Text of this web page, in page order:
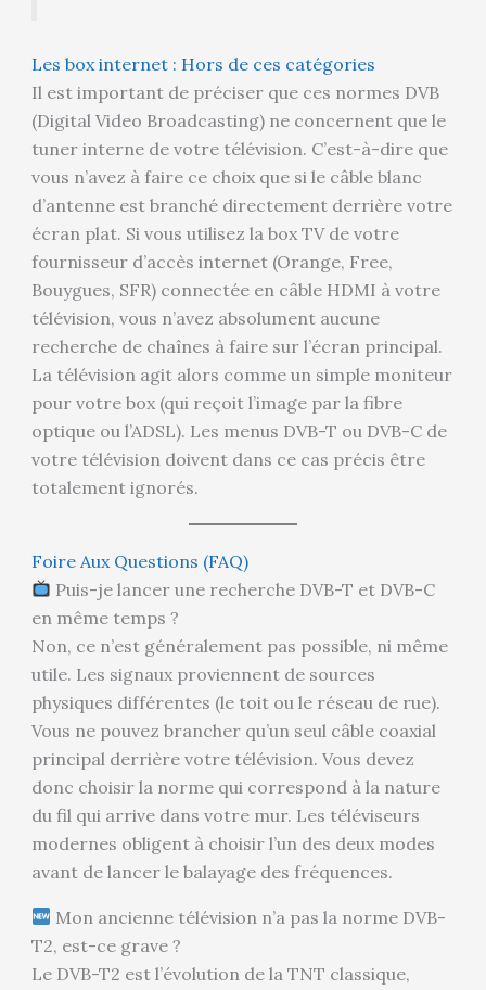
Les box internet : Hors de ces catégories
Il est important de préciser que ces normes DVB
(Digital Video Broadcasting) ne concernent que le
tuner interne de votre télévision. C’est-à-dire que
vous n’avez à faire ce choix que si le câble blanc
d’antenne est branché directement derrière votre
écran plat. Si vous utilisez la box TV de votre
fournisseur d’accès internet (Orange, Free,
Bouygues, SFR) connectée en câble HDMI à votre
télévision, vous n’avez absolument aucune
recherche de chaînes à faire sur l’écran principal.
La télévision agit alors comme un simple moniteur
pour votre box (qui reçoit l’image par la fibre
optique ou l’ADSL). Les menus DVB-T ou DVB-C de
votre télévision doivent dans ce cas précis être
totalement ignorés.
Foire Aux Questions (FAQ)
Puis-je lancer une recherche DVB-T et DVB-C
en même temps ?
Non, ce n’est généralement pas possible, ni même
utile. Les signaux proviennent de sources
physiques différentes (le toit ou le réseau de rue).
Vous ne pouvez brancher qu’un seul câble coaxial
principal derrière votre télévision. Vous devez
donc choisir la norme qui correspond à la nature
du fil qui arrive dans votre mur. Les téléviseurs
modernes obligent à choisir l’un des deux modes
avant de lancer le balayage des fréquences.
Mon ancienne télévision n’a pas la norme DVB-
T2, est-ce grave ?
Le DVB-T2 est l’évolution de la TNT classique,